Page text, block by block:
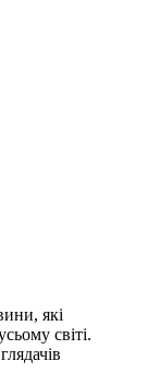
які
світі.